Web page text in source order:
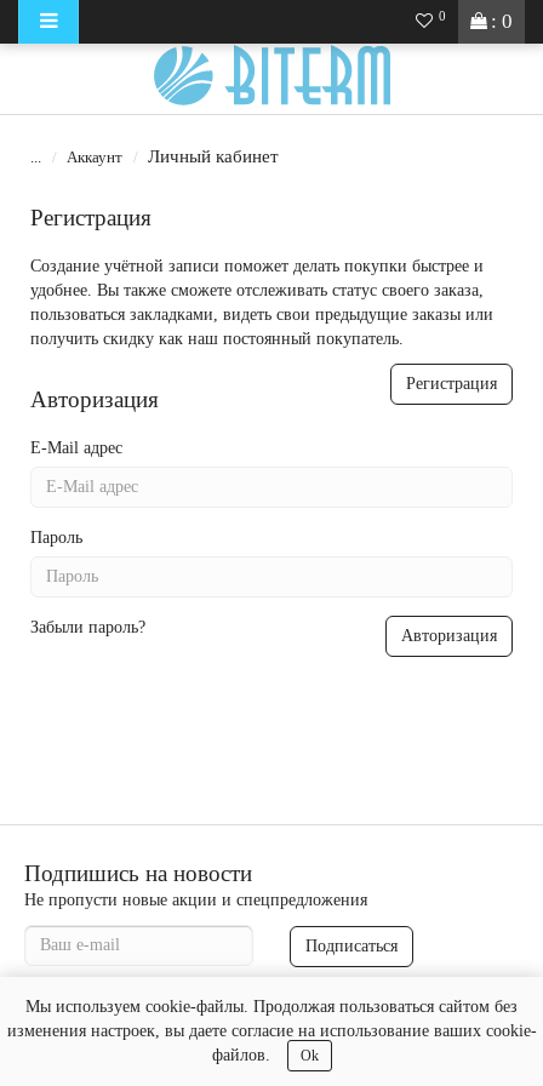
: 0
0
... Аккаунт Личный кабинет
Регистрация
Создание учётной записи поможет делать покупки быстрее и
удобнее. Вы также сможете отслеживать статус своего заказа,
пользоваться закладками, видеть свои предыдущие заказы или
получить скидку как наш постоянный покупатель.
Регистрация
Авторизация
E-Mail адрес
Пароль
Забыли пароль?
Подпишись на новости
Не пропусти новые акции и спецпредложения
Подписаться
biterm24.ru - "БИТЕРМ" © 2026
Создание и продвижение сайтов«Веб Сервис Онлайн»
Мы используем cookie-файлы. Продолжая пользоваться сайтом без
изменения настроек, вы даете согласие на использование ваших cookie-
файлов.
Ok